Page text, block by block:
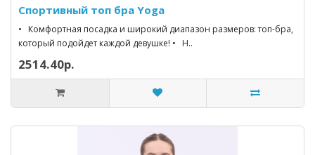
Спортивный топ бра Yoga
• Комфортная посадка и широкий диапазон размеров: топ-бра,
который подойдет каждой девушке! • Н..
2514.40р.